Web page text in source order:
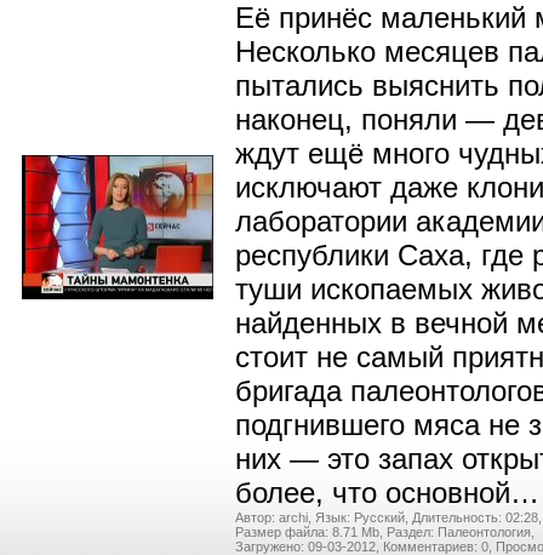
Её принёс маленький
Несколько месяцев
пытались выяснить
наконец, поняли —
ждут ещё много
исключают даже
лаборатории
республики Саха, где
туши ископаемых
найденных в вечной
стоит не самый
бригада
подгнившего мяса не
них — это запах
более, что основной…
Автор: archi, Язык: Русский, Длительность: 02:28,
Размер файла: 8.71 Mb, Раздел: Палеонтология,
Загружено: 09-03-2012, Комментариев: 0,